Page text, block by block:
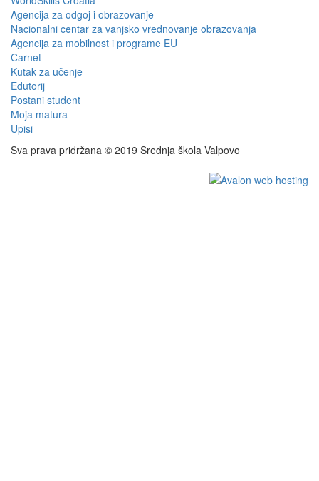
Agencija za odgoj i obrazovanje
Nacionalni centar za vanjsko vrednovanje obrazovanja
Agencija za mobilnost i programe EU
Carnet
Kutak za učenje
Edutorij
Postani student
Moja matura
Upisi
Sva prava pridržana © 2019 Srednja škola Valpovo